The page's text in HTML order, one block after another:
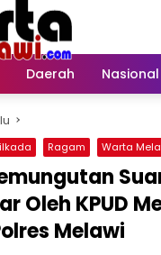
Daerah Nasional
Ragam Warta
Oleh KPUD
Melawi